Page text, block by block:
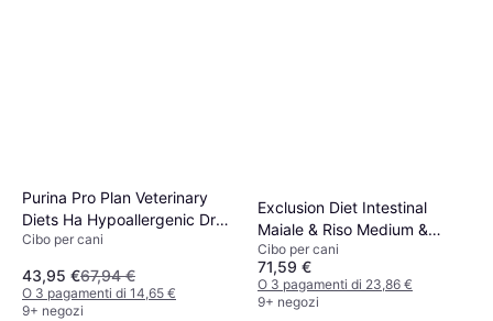
Purina Pro Plan Veterinary
Diets Ha Hypoallergenic Dry
Dog Food 11kg
Cibo per cani
43,95 €67,94 €
O 3 pagamenti di 14,65 €
9+ negozi
Exclusion Diet Intestinal
Maiale & Riso Medium &
Large Breed - Set Ö 2 x 12
kg 12kg
Cibo per cani
71,59 €
O 3 pagamenti di 23,86 €
9+ negozi